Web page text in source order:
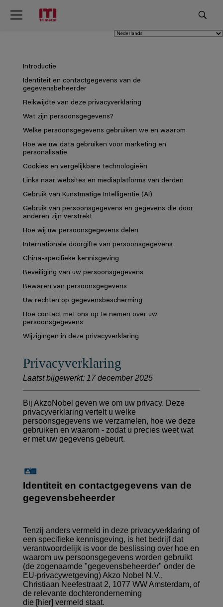
Introductie
Identiteit en contactgegevens van de
gegevensbeheerder
Reikwijdte van deze privacyverklaring
Wat zijn persoonsgegevens?
Welke persoonsgegevens gebruiken we en waarom
Hoe we uw data gebruiken voor marketing en
personalisatie
Cookies en vergelijkbare technologieën
Links naar websites en mediaplatforms van derden
Gebruik van Kunstmatige Intelligentie (AI)
Gebruik van persoonsgegevens en gegevens die door
anderen zijn verstrekt
Hoe wij uw persoonsgegevens delen
Internationale doorgifte van persoonsgegevens
China-specifieke kennisgeving
Beveiliging van uw persoonsgegevens
Bewaren van persoonsgegevens
Uw rechten op gegevensbescherming
Hoe contact met ons op te nemen over uw
persoonsgegevens
Wijzigingen in deze privacyverklaring
Privacyverklaring
Laatst bijgewerkt: 17 december 2025
Bij AkzoNobel geven we om uw privacy. Deze
privacyverklaring vertelt u welke
persoonsgegevens we verzamelen, hoe we deze
gebruiken en waarom - zodat u precies weet wat
er met uw gegevens gebeurt.
Identiteit en contactgegevens van de
gegevensbeheerder
Tenzij anders vermeld in deze privacyverklaring of
een specifieke kennisgeving, is het bedrijf dat
verantwoordelijk is voor de beslissing over hoe en
waarom uw persoonsgegevens worden gebruikt
(de zogenaamde "gegevensbeheerder" onder de
EU-privacywetgeving) Akzo Nobel N.V.,
Christiaan Neefestraat 2, 1077 WW Amsterdam, of
de relevante dochteronderneming
die [hier] vermeld staat.